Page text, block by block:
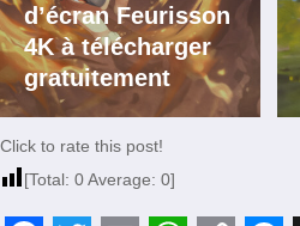
d’écran Feurisson
4K à télécharger
gratuitement
Click to rate this post!
[Total: 0Average: 0]